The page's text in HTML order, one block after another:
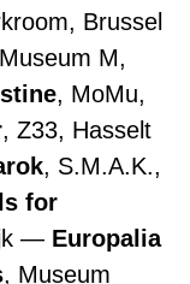
Brussel
M,
, MoMu,
, Z33, Hasselt
, S.M.A.K.,
for
Europalia
, Museum